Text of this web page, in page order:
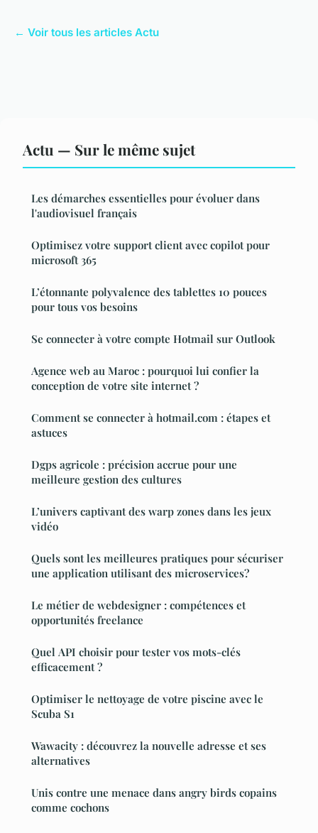
← Voir tous les articles Actu
Actu — Sur le même sujet
Les démarches essentielles pour évoluer dans
l'audiovisuel français
Optimisez votre support client avec copilot pour
microsoft 365
L’étonnante polyvalence des tablettes 10 pouces
pour tous vos besoins
Se connecter à votre compte Hotmail sur Outlook
Agence web au Maroc : pourquoi lui confier la
conception de votre site internet ?
Comment se connecter à hotmail.com : étapes et
astuces
Dgps agricole : précision accrue pour une
meilleure gestion des cultures
L’univers captivant des warp zones dans les jeux
vidéo
Quels sont les meilleures pratiques pour sécuriser
une application utilisant des microservices?
Le métier de webdesigner : compétences et
opportunités freelance
Quel API choisir pour tester vos mots-clés
efficacement ?
Optimiser le nettoyage de votre piscine avec le
Scuba S1
Wawacity : découvrez la nouvelle adresse et ses
alternatives
Unis contre une menace dans angry birds copains
comme cochons